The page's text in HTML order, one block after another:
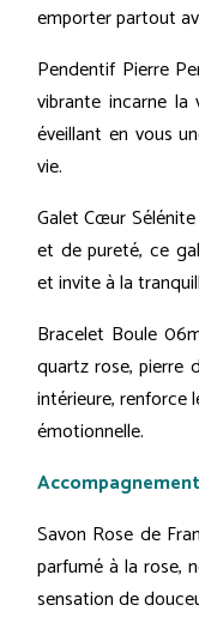
emporter partout
Pendentif Pierre
vibrante incarne
éveillant en vous
vie.
Galet Cœur
et de pureté, ce
et invite à la
Bracelet Boule
quartz rose, pierre
intérieure, renforce
émotionnelle.
Savon Rose de
parfumé à la rose,
sensation de